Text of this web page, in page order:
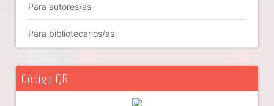
Para autores/as
Para bibliotecarios/as
Código QR